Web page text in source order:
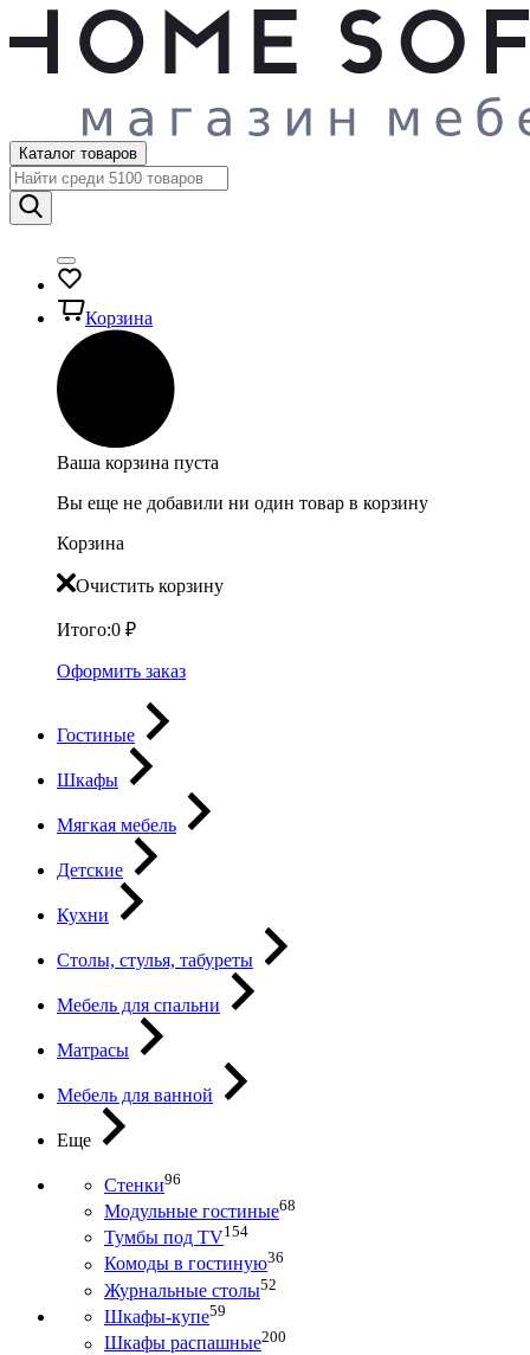
Каталог товаров
Корзина
Ваша корзина пуста
Вы еще не добавили ни один товар в корзину
Корзина
Очистить корзину
Итого:0 ₽
Оформить заказ
Гостиные
Шкафы
Мягкая мебель
Детские
Кухни
Столы, стулья, табуреты
Мебель для спальни
Матрасы
Мебель для ванной
Еще
Стенки96
Модульные гостиные68
Тумбы под ТV154
Комоды в гостиную36
Журнальные столы52
Шкафы-купе59
Шкафы распашные200